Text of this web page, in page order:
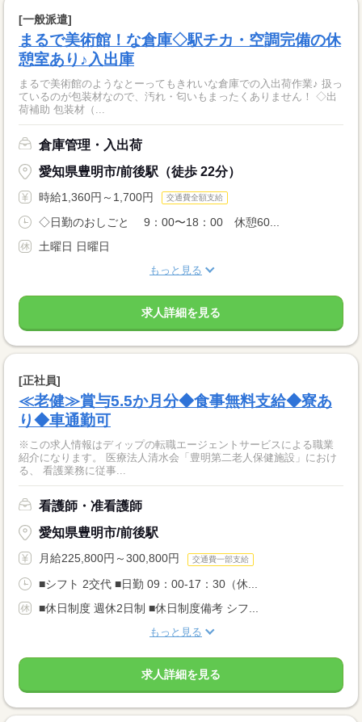
[一般派遣]
まるで美術館！な倉庫◇駅チカ・空調完備の休
憩室あり♪入出庫
まるで美術館のようなとーってもきれいな倉庫での入出荷作業♪ 扱っ
ているのが包装材なので、汚れ・匂いもまったくありません！ ◇出
荷補助 包装材（...
倉庫管理・入出荷
愛知県豊明市/前後駅（徒歩 22分）
時給1,360円～1,700円 交通費全額支給
◇日勤のおしごと 9：00〜18：00 休憩60...
土曜日 日曜日
もっと見る
求人詳細を見る
[正社員]
≪老健≫賞与5.5か月分◆食事無料支給◆寮あ
り◆車通勤可
※この求人情報はディップの転職エージェントサービスによる職業
紹介になります。 医療法人清水会「豊明第二老人保健施設」におけ
る、 看護業務に従事...
看護師・准看護師
愛知県豊明市/前後駅
月給225,800円～300,800円 交通費一部支給
■シフト 2交代 ■日勤 09：00-17：30（休...
■休日制度 週休2日制 ■休日制度備考 シフ...
もっと見る
求人詳細を見る